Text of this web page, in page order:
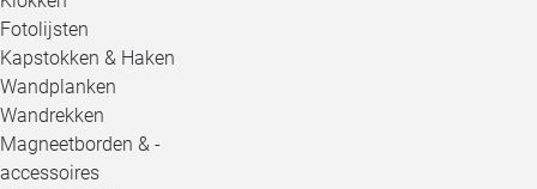
Fotolijsten
Kapstokken & Haken
Wandplanken
Wandrekken
Magneetborden & -
accessoires